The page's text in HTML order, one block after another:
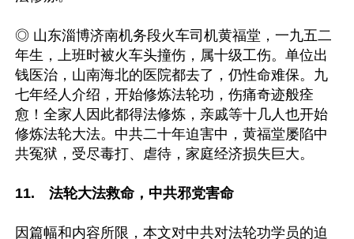
◎ 山东淄博济南机务段火车司机黄福堂，一九五二
年生，上班时被火车头撞伤，属十级工伤。单位出
钱医治，山南海北的医院都去了，仍性命难保。九
七年经人介绍，开始修炼法轮功，伤痛奇迹般痊
愈！全家人因此都得法修炼，亲戚等十几人也开始
修炼法轮大法。中共二十年迫害中，黄福堂屡陷中
共冤狱，受尽毒打、虐待，家庭经济损失巨大。
11.　法轮大法救命，中共邪党害命
因篇幅和内容所限，本文对中共对法轮功学员的迫